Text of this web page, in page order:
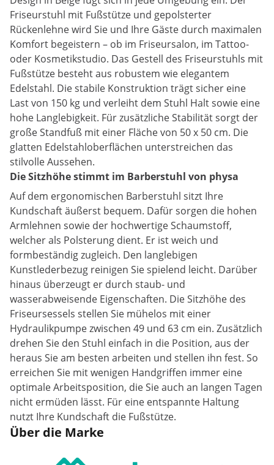
Friseurstuhl mit Fußstütze und gepolsterter
Rückenlehne wird Sie und Ihre Gäste durch maximalen
Komfort begeistern – ob im Friseursalon, im Tattoo-
oder Kosmetikstudio. Das Gestell des Friseurstuhls mit
Fußstütze besteht aus robustem wie elegantem
Edelstahl. Die stabile Konstruktion trägt sicher eine
Last von 150 kg und verleiht dem Stuhl Halt sowie eine
hohe Langlebigkeit. Für zusätzliche Stabilität sorgt der
große Standfuß mit einer Fläche von 50 x 50 cm. Die
glatten Edelstahloberflächen unterstreichen das
stilvolle Aussehen.
Die Sitzhöhe stimmt im Barberstuhl von physa
Auf dem ergonomischen Barberstuhl sitzt Ihre
Kundschaft äußerst bequem. Dafür sorgen die hohen
Armlehnen sowie der hochwertige Schaumstoff,
welcher als Polsterung dient. Er ist weich und
formbeständig zugleich. Den langlebigen
Kunstlederbezug reinigen Sie spielend leicht. Darüber
hinaus überzeugt er durch staub- und
wasserabweisende Eigenschaften. Die Sitzhöhe des
Friseursessels stellen Sie mühelos mit einer
Hydraulikpumpe zwischen 49 und 63 cm ein. Zusätzlich
drehen Sie den Stuhl einfach in die Position, aus der
heraus Sie am besten arbeiten und stellen ihn fest. So
erreichen Sie mit wenigen Handgriffen immer eine
optimale Arbeitsposition, die Sie auch an langen Tagen
nicht ermüden lässt. Für eine entspannte Haltung
nutzt Ihre Kundschaft die Fußstütze.
Über die Marke